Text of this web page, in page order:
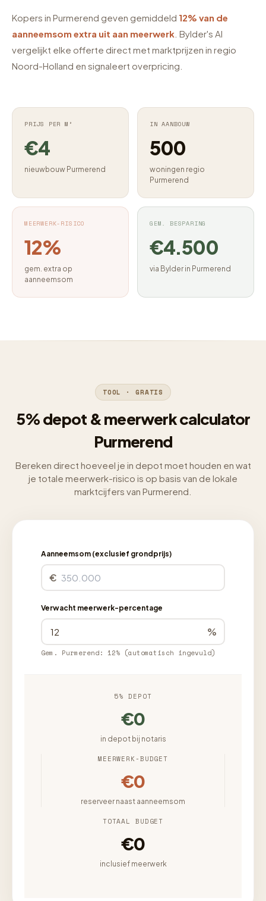
Kopers in Purmerend geven gemiddeld 12% van de
aanneemsom extra uit aan meerwerk . Bylder's AI
vergelijkt elke offerte direct met marktprijzen in regio
Noord-Holland en signaleert overpricing.
PRIJS PER M²
€4
nieuwbouw Purmerend
IN AANBOUW
500
woningen regio
Purmerend
MEERWERK-RISICO
12%
gem. extra op
aanneemsom
GEM. BESPARING
€4.500
via Bylder in Purmerend
TOOL · GRATIS
5% depot & meerwerk calculator
Purmerend
Bereken direct hoeveel je in depot moet houden en wat
je totale meerwerk-risico is op basis van de lokale
marktcijfers van Purmerend.
Aanneemsom (exclusief grondprijs)
€
Verwacht meerwerk-percentage
%
Gem. Purmerend: 12% (automatisch ingevuld)
5% DEPOT
€0
in depot bij notaris
MEERWERK-BUDGET
€0
reserveer naast aanneemsom
TOTAAL BUDGET
€0
inclusief meerwerk